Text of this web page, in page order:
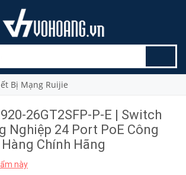
Bị Mạng Ruijie
26GT2SFP-P-E | Switch
Nghiệp 24 Port PoE Công
Chính Hãng
này